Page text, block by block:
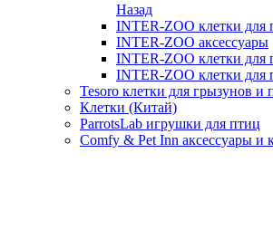
Назад
INTER-ZOO клетки для
INTER-ZOO аксессуары
INTER-ZOO клетки для
INTER-ZOO клетки для
Tesoro клетки для грызунов и
Клетки (Китай)
ParrotsLab игрушки для птиц
Comfy & Pet Inn аксессуары и